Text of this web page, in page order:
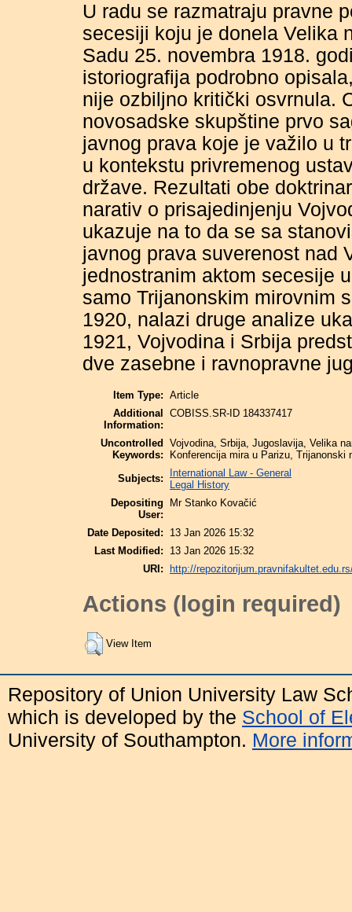
U radu se razmatraju pravne
secesiji koju je donela Velikа
Sadu 25. novembra 1918.
istoriografija podrobno
nije ozbiljno kritički osvrnula.
novosadske skupštine prvo
javnog prava koje je važilo u
u kontekstu privremenog
države. Rezultati obe
narativ o prisajedinjenju
ukazuje na to da se sa
javnog prava suverenost nad
jednostranim aktom secesije
samo Trijanonskim mirovnim
1920, nalazi druge analize
1921, Vojvodina i Srbija
dve zasebne i ravnopravne
Item Type: Article
Additional
Information:
COBISS.SR-ID 184337417
Uncontrolled
Keywords:
Vojvodina, Srbija, Jugoslavija, Velika
Konferencija mira u Parizu, Trijanonski
Subjects:
International Law - General
Legal History
Depositing
User:
Mr Stanko Kovačić
Date Deposited:
13 Jan 2026 15:32
Last Modified:
13 Jan 2026 15:32
URI:
http://
Actions (login required)
View Item
Repository of Union University Law
which is developed by the School of
University of Southampton. More